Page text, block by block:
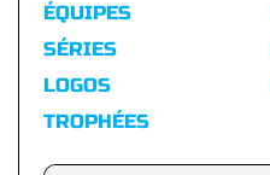
ÉQUIPES
SÉRIES
LOGOS
TROPHÉES